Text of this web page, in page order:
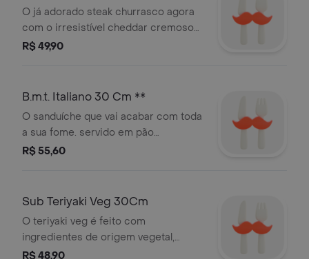
**
O já adorado steak churrasco agora
com o irresistível cheddar cremoso
para mandar bem de verdade.
R$ 49,90
B.m.t. Italiano 30 Cm **
O sanduíche que vai acabar com toda
a sua fome. servido em pão
fresquinho, com fatias de salame,
R$ 55,60
Sub Teriyaki Veg 30Cm
O teriyaki veg é feito com
ingredientes de origem vegetal,
sendo uma opção para os veganos,
R$ 48,90